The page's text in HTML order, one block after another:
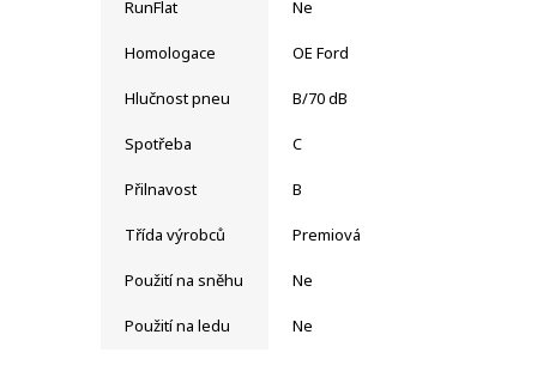
RunFlat Ne
Homologace OE Ford
Hlučnost pneu B/70 dB
Spotřeba C
Přilnavost B
Třída výrobců Premiová
Použití na sněhu Ne
Použití na ledu Ne